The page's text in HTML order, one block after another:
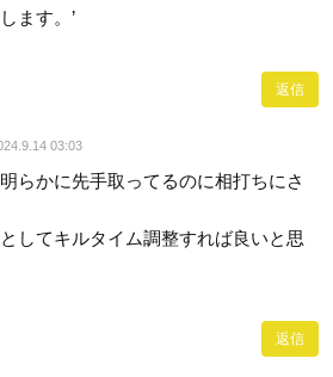
ます。’
返信
03:03
らかに先手取ってるのに相打ちにさ
してキルタイム調整すれば良いと思
返信